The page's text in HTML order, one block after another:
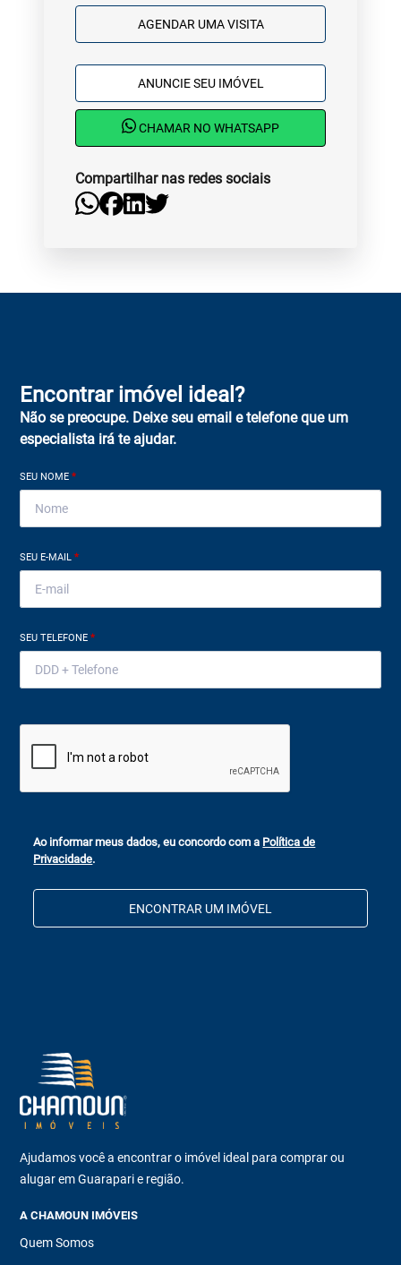
AGENDAR UMA VISITA
ANUNCIE SEU IMÓVEL
CHAMAR NO WHATSAPP
Compartilhar nas redes sociais
Encontrar imóvel ideal?
Não se preocupe. Deixe seu email e telefone que um
especialista irá te ajudar.
SEU NOME*
SEU E-MAIL*
SEU TELEFONE*
Ao informar meus dados, eu concordo com a Política de
Privacidade.
ENCONTRAR UM IMÓVEL
Ajudamos você a encontrar o imóvel ideal para comprar ou
alugar em Guarapari e região.
A CHAMOUN IMÓVEIS
Quem Somos